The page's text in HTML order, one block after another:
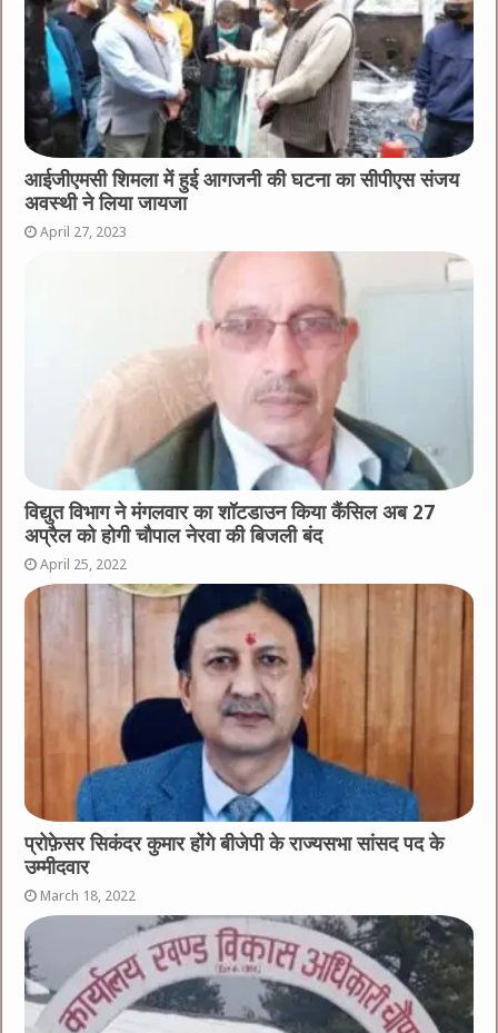
आईजीएमसी शिमला में हुई आगजनी की घटना का सीपीएस संजय
अवस्थी ने लिया जायजा
April 27, 2023
विद्युत विभाग ने मंगलवार का शॉटडाउन किया कैंसिल अब 27
अप्रैल को होगी चौपाल नेरवा की बिजली बंद
April 25, 2022
प्रोफ़ेसर सिकंदर कुमार होंगे बीजेपी के राज्यसभा सांसद पद के
उम्मीदवार
March 18, 2022